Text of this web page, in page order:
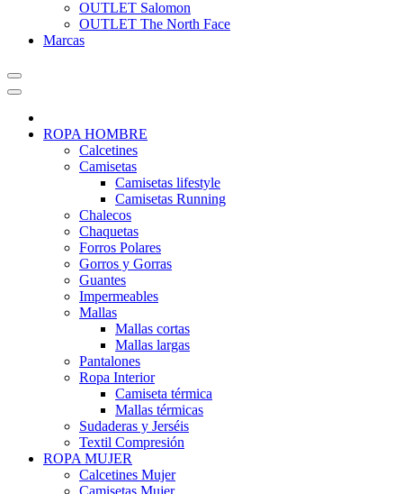
OUTLET Salomon
OUTLET The North Face
Marcas
ROPA HOMBRE
Calcetines
Camisetas
Camisetas lifestyle
Camisetas Running
Chalecos
Chaquetas
Forros Polares
Gorros y Gorras
Guantes
Impermeables
Mallas
Mallas cortas
Mallas largas
Pantalones
Ropa Interior
Camiseta térmica
Mallas térmicas
Sudaderas y Jerséis
Textil Compresión
ROPA MUJER
Calcetines Mujer
Camisetas Mujer